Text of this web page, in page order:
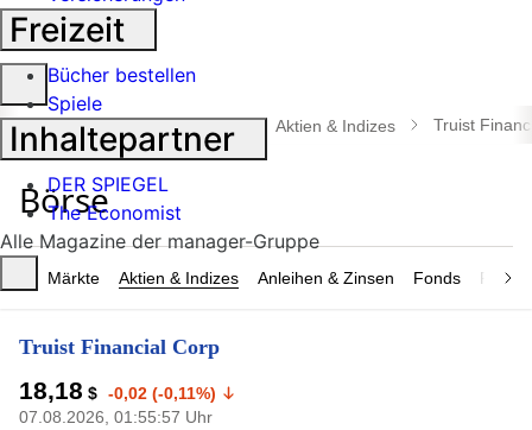
Industrie
Suche
öffnen
manager magazin Börse Aktien & Indizes Truist
Märkte Aktien & Indizes Anleihen & Zinsen Fonds
Truist Financial Corp
18,18 $ -0,02 (-0,11%)
07.08.2026, 01:55:57 Uhr
Freizeit
Bücher bestellen
Spiele
Inhaltepartner
DER SPIEGEL
The Economist
Alle Magazine der manager-Gruppe